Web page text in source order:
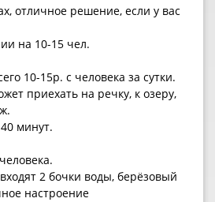
отличное решение, если у вас
на 10-15 чел.
10-15р. с человека за сутки.
приехать на речку, к озеру,
минут.
2 бочки воды, берёзовый
настроение